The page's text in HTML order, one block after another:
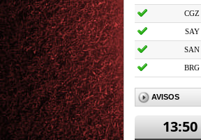
CGZ
SAY
SAN
BRG
AVISOS
13:50
Sáb, 30/08/2025